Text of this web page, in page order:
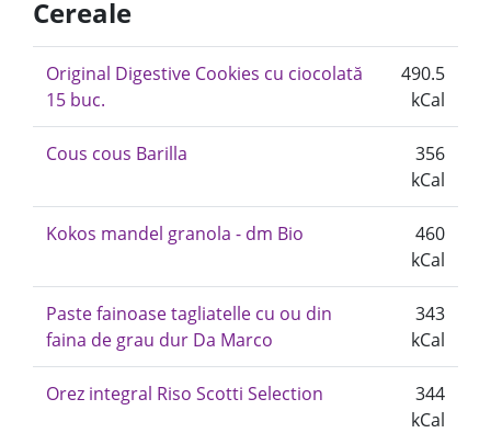
Cereale
Original Digestive Cookies cu ciocolată
15 buc.
490.5
kCal
Cous cous Barilla
356
kCal
Kokos mandel granola - dm Bio
460
kCal
Paste fainoase tagliatelle cu ou din
faina de grau dur Da Marco
343
kCal
Orez integral Riso Scotti Selection
344
kCal